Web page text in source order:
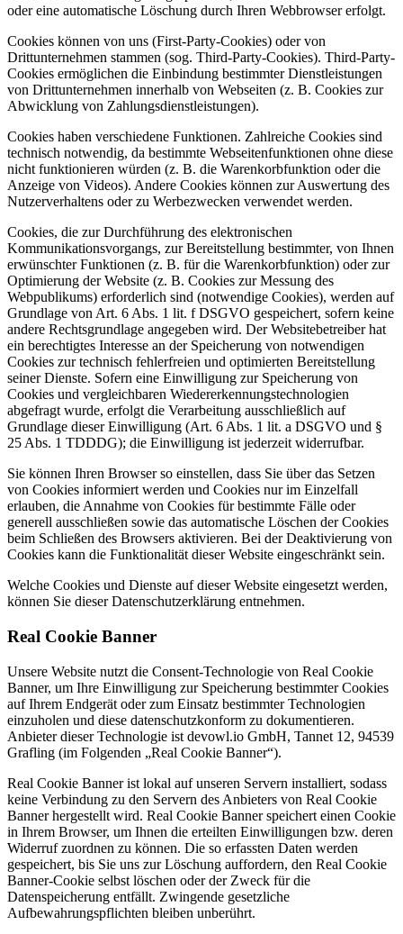
oder eine automatische Löschung durch Ihren Webbrowser erfolgt.
Cookies können von uns (First-Party-Cookies) oder von
Drittunternehmen stammen (sog. Third-Party-Cookies). Third-Party-
Cookies ermöglichen die Einbindung bestimmter Dienstleistungen
von Drittunternehmen innerhalb von Webseiten (z. B. Cookies zur
Abwicklung von Zahlungsdienstleistungen).
Cookies haben verschiedene Funktionen. Zahlreiche Cookies sind
technisch notwendig, da bestimmte Webseitenfunktionen ohne diese
nicht funktionieren würden (z. B. die Warenkorbfunktion oder die
Anzeige von Videos). Andere Cookies können zur Auswertung des
Nutzerverhaltens oder zu Werbezwecken verwendet werden.
Cookies, die zur Durchführung des elektronischen
Kommunikationsvorgangs, zur Bereitstellung bestimmter, von Ihnen
erwünschter Funktionen (z. B. für die Warenkorbfunktion) oder zur
Optimierung der Website (z. B. Cookies zur Messung des
Webpublikums) erforderlich sind (notwendige Cookies), werden auf
Grundlage von Art. 6 Abs. 1 lit. f DSGVO gespeichert, sofern keine
andere Rechtsgrundlage angegeben wird. Der Websitebetreiber hat
ein berechtigtes Interesse an der Speicherung von notwendigen
Cookies zur technisch fehlerfreien und optimierten Bereitstellung
seiner Dienste. Sofern eine Einwilligung zur Speicherung von
Cookies und vergleichbaren Wiedererkennungstechnologien
abgefragt wurde, erfolgt die Verarbeitung ausschließlich auf
Grundlage dieser Einwilligung (Art. 6 Abs. 1 lit. a DSGVO und §
25 Abs. 1 TDDDG); die Einwilligung ist jederzeit widerrufbar.
Sie können Ihren Browser so einstellen, dass Sie über das Setzen
von Cookies informiert werden und Cookies nur im Einzelfall
erlauben, die Annahme von Cookies für bestimmte Fälle oder
generell ausschließen sowie das automatische Löschen der Cookies
beim Schließen des Browsers aktivieren. Bei der Deaktivierung von
Cookies kann die Funktionalität dieser Website eingeschränkt sein.
Welche Cookies und Dienste auf dieser Website eingesetzt werden,
können Sie dieser Datenschutzerklärung entnehmen.
Real Cookie Banner
Unsere Website nutzt die Consent-Technologie von Real Cookie
Banner, um Ihre Einwilligung zur Speicherung bestimmter Cookies
auf Ihrem Endgerät oder zum Einsatz bestimmter Technologien
einzuholen und diese datenschutzkonform zu dokumentieren.
Anbieter dieser Technologie ist devowl.io GmbH, Tannet 12, 94539
Grafling (im Folgenden „Real Cookie Banner“).
Real Cookie Banner ist lokal auf unseren Servern installiert, sodass
keine Verbindung zu den Servern des Anbieters von Real Cookie
Banner hergestellt wird. Real Cookie Banner speichert einen Cookie
in Ihrem Browser, um Ihnen die erteilten Einwilligungen bzw. deren
Widerruf zuordnen zu können. Die so erfassten Daten werden
gespeichert, bis Sie uns zur Löschung auffordern, den Real Cookie
Banner-Cookie selbst löschen oder der Zweck für die
Datenspeicherung entfällt. Zwingende gesetzliche
Aufbewahrungspflichten bleiben unberührt.